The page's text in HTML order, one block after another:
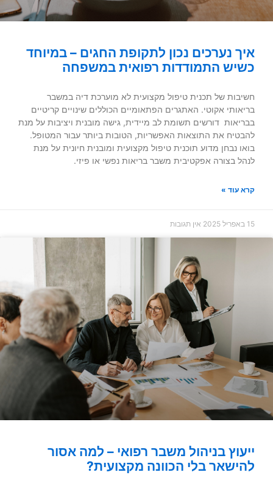
איך נערכים נכון לתקופת החגים – במיוחד
כשיש התמודדות רפואית במשפחה
חשיבות של תכנית טיפול מקצועית לא מוערכת דיה במשבר
בריאותי אקוטי. האתגרים הפתאומיים הכוללים שינויים קריטיים
בבריאות דורשים תשומת לב מיידית, גישה מובנית ויציבות על מנת
להבטיח את התוצאות האפשריות, הטובות ביותר עבור המטופל.
בואו נבחן מדוע תוכנית טיפול מקצועית ומובנית חיונית על מנת
לנהל בצורה אפקטיבית משבר בריאות נפשי או פיזי.
קרא עוד »
15 באפריל 2025 אין תגובות
ייעוץ בניהול משבר רפואי – למה אסור
להישאר בלי הכוונה מקצועית?